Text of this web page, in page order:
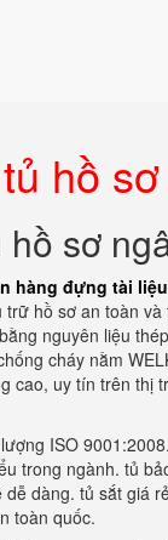
hồ
sơ
hàng đựng tài liệu
hồ sơ an toàn
nguyên liệu
cháy nằm
cao, uy tín trên thị
ISO
trong ngành. tủ
dàng. tủ sắt giá
toàn quốc.